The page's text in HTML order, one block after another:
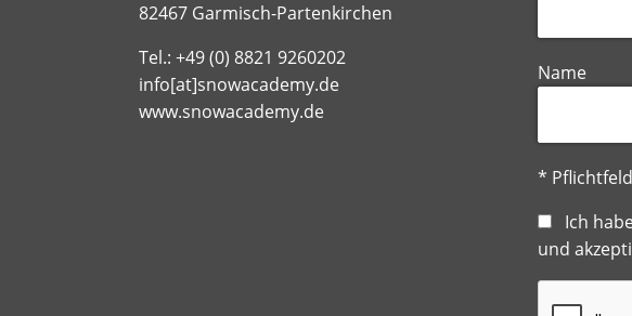
82467 Garmisch-Partenkirchen
Tel.: +49 (0) 8821 9260202
info[at]snowacademy.de
www.snowacademy.de
Name
* Pflichtfeld
Ich
und